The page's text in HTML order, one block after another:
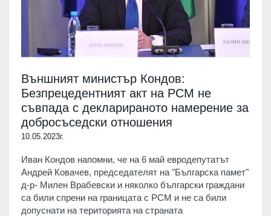
Външният министър Кондов:
Безпрецедентният акт на РСМ не
съвпада с декларираното намерение за
добросъседски отношения
10.05.2023г.
Иван Кондов напомни, че на 6 май евродепутатът
Андрей Ковачев, председателят на "Българска памет"
д-р- Милен Врабевски и няколко български граждани
са били спрени на границата с РСМ и не са били
допуснати на територията на страната